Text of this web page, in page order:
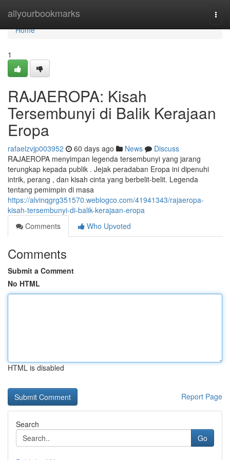
allyourbookmarks
Home
Home
1
RAJAEROPA: Kisah
Tersembunyi di Balik Kerajaan
Eropa
rafaelzvjp003952 60 days ago News
Discuss
RAJAEROPA menyimpan legenda tersembunyi yang jarang
terungkap kepada publik . Jejak peradaban Eropa ini dipenuhi
intrik, perang , dan kisah cinta yang berbelit-belit. Legenda
tentang pemimpin di masa
https://alvinqgrg351570.weblogco.com/41941343/rajaeropa-
kisah-tersembunyi-di-balik-kerajaan-eropa
Comments
Who Upvoted
Comments
Submit a Comment
No HTML
HTML is disabled
Report Page
Search
Go